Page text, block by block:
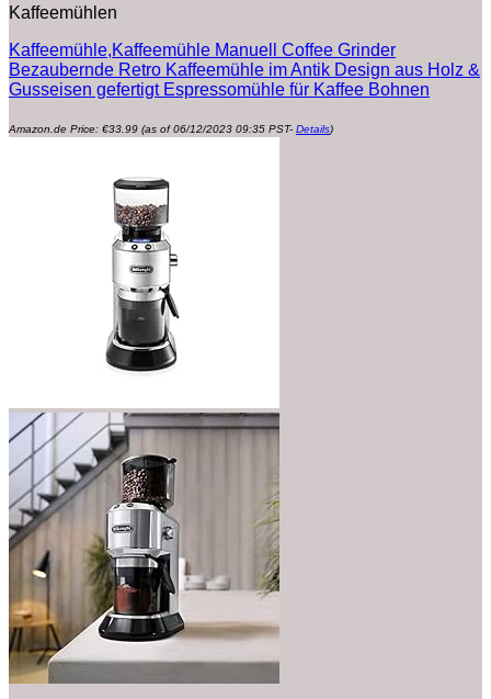
Kaffeemühlen
Kaffeemühle,Kaffeemühle Manuell Coffee Grinder
Bezaubernde Retro Kaffeemühle im Antik Design aus Holz &
Gusseisen gefertigt Espressomühle für Kaffee Bohnen
Amazon.de Price: €33.99 (as of 06/12/2023 09:35 PST- Details)